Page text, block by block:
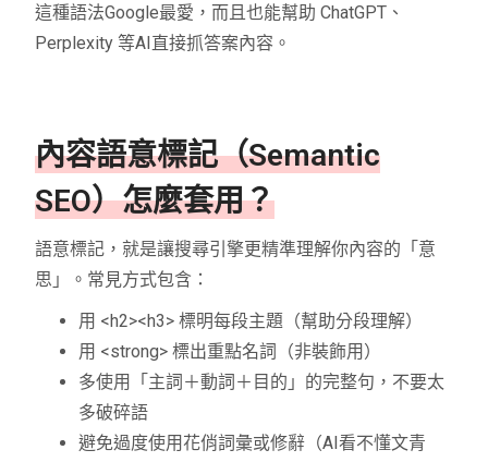
這種語法Google最愛，而且也能幫助 ChatGPT、
Perplexity 等AI直接抓答案內容。
內容語意標記（Semantic
SEO）怎麼套用？
語意標記，就是讓搜尋引擎更精準理解你內容的「意
思」。常見方式包含：
用 <h2><h3> 標明每段主題（幫助分段理解）
用 <strong> 標出重點名詞（非裝飾用）
多使用「主詞＋動詞＋目的」的完整句，不要太
多破碎語
避免過度使用花俏詞彙或修辭（AI看不懂文青